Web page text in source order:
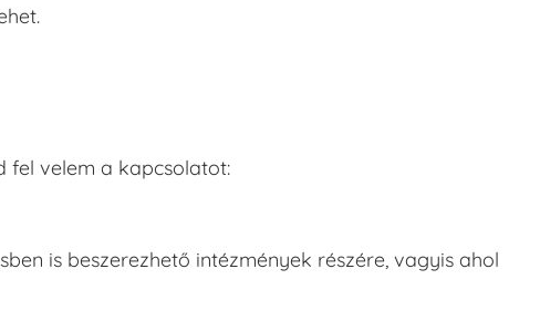
fel velem a kapcsolatot:
is beszerezhető intézmények részére, vagyis ahol